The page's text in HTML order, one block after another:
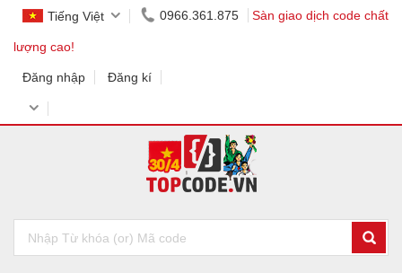
Tiếng Việt 0966.361.875 Sàn giao dịch code chất
lượng cao!
Đăng nhập Đăng kí